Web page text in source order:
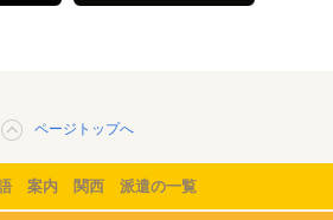
ページトップへ
案内 関西 派遣の一覧